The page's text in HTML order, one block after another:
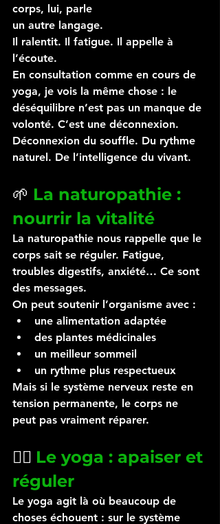
corps, lui, parle
un autre langage.
Il ralentit. Il fatigue. Il appelle à
l’écoute.
En consultation comme en cours de
yoga, je vois la même chose : le
déséquilibre n’est pas un manque de
volonté. C’est une déconnexion.
Déconnexion du souffle. Du rythme
naturel. De l’intelligence du vivant.
🌱 La naturopathie :
nourrir la vitalité
La naturopathie nous rappelle que le
corps sait se réguler. Fatigue,
troubles digestifs, anxiété… Ce sont
des messages.
On peut soutenir l’organisme avec :
une alimentation adaptée
des plantes médicinales
un meilleur sommeil
un rythme plus respectueux
Mais si le système nerveux reste en
tension permanente, le corps ne
peut pas vraiment réparer.
🧘‍♀️ Le yoga : apaiser et
réguler
Le yoga agit là où beaucoup de
choses échouent : sur le système